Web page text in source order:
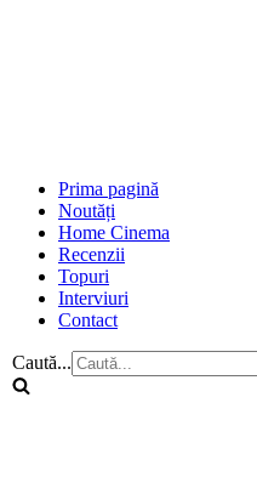
Prima pagină
Noutăți
Home Cinema
Recenzii
Topuri
Interviuri
Contact
Caută...